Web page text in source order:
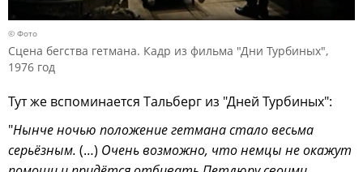
© Фото
Сцена бегства гетмана. Кадр из фильма "Дни Турбиных",
1976 год
Тут же вспоминается Тальберг из "Дней Турбиных":
"Нынче ночью положение гетмана стало весьма
серьёзным. (…) Очень возможно, что немцы не окажут